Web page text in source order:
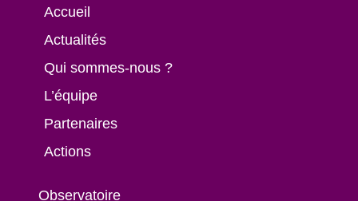
Accueil
Actualités
Qui sommes-nous ?
L’équipe
Partenaires
Actions
Observatoire